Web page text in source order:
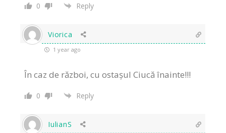
0 Reply
Viorica
1 year ago
În caz de război, cu ostașul Ciucă înainte!!!
0 Reply
IulianS